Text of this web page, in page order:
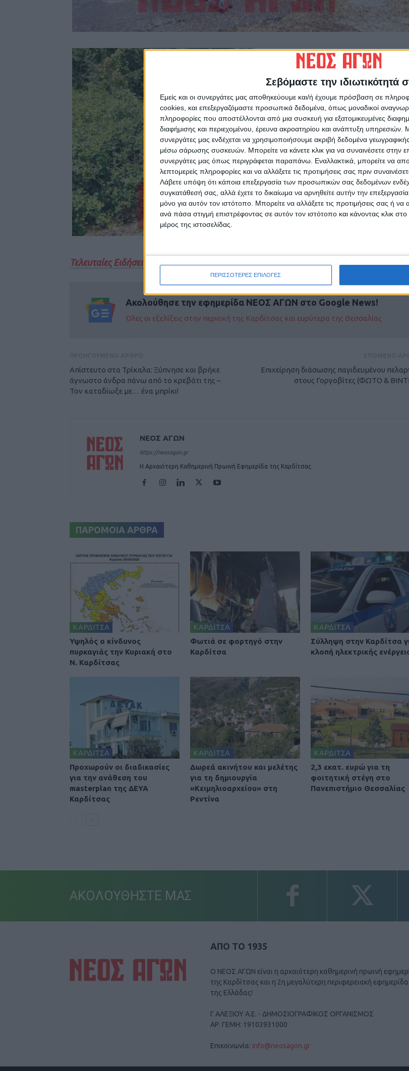
Σεβόμαστε την ιδιωτικότητά
Εμείς και οι συνεργάτες μας αποθηκεύουμε και/ή έχουμε πρόσβαση σε
cookies, και επεξεργαζόμαστε προσωπικά δεδομένα, όπως μοναδικοί
πληροφορίες που αποστέλλονται από μια συσκευή για εξατομικευμένες
διαφήμισης και περιεχομένου, έρευνα ακροατηρίου και ανάπτυξη υπηρεσιών.
συνεργάτες μας ενδέχεται να χρησιμοποιήσουμε ακριβή δεδομένα
μέσω σάρωσης συσκευών. Μπορείτε να κάνετε κλικ για να συναινέσετε στην
συνεργάτες μας όπως περιγράφεται παραπάνω. Εναλλακτικά, μπορείτε να
λεπτομερείς πληροφορίες και να αλλάξετε τις προτιμήσεις σας πριν
Λάβετε υπόψη ότι κάποια επεξεργασία των προσωπικών σας δεδομένων
συγκατάθεσή σας, αλλά έχετε το δικαίωμα να αρνηθείτε αυτήν την
μόνο για αυτόν τον ιστότοπο. Μπορείτε να αλλάξετε τις προτιμήσεις σας ή
ανά πάσα στιγμή επιστρέφοντας σε αυτόν τον ιστότοπο και κάνοντας κλικ
μέρος της ιστοσελίδας.
ΠΕΡΙΣΣΟΤΕΡΕΣ ΕΠΙΛΟΓΕΣ
Τελευταίες Ειδήσεις Σήμερα
Ακολούθησε την εφημερίδα ΝΕΟΣ ΑΓΩΝ στο Google News!
Όλες οι εξελίξεις στην περιοχή της Καρδίτσας και ευρύτερα της Θεσσαλίας
Απίστευτο στα Τρίκαλα: Ξύπνησε και βρήκε
άγνωστο άνδρα πάνω από το κρεβάτι της –
Τον καταδίωξε με… ένα μπρίκι!
Επιχείρηση διάσωσης παγιδευμένου
στους Γοργοβίτες (ΦΩΤΟ &
ΝΕΟΣ ΑΓΩΝ
https://neosagon.gr
Η Αρχαιότερη Καθημερινή Πρωινή Εφημερίδα της Καρδίτσας
ΠΑΡΟΜΟΙΑ ΑΡΘΡΑ
ΚΑΡΔΙΤΣΑ
Υψηλός ο κίνδυνος
πυρκαγιάς την Κυριακή στο
Ν. Καρδίτσας
ΚΑΡΔΙΤΣΑ
Φωτιά σε φορτηγό στην
Καρδίτσα
ΚΑΡΔΙΤΣΑ
Σύλληψη στην Καρδίτσα
κλοπή ηλεκτρικής
ΚΑΡΔΙΤΣΑ
Προχωρούν οι διαδικασίες
για την ανάθεση του
masterplan της ΔΕΥΑ
Καρδίτσας
ΚΑΡΔΙΤΣΑ
Δωρεά ακινήτου και μελέτης
για τη δημιουργία
«Κειμηλιοαρχείου» στη
Ρεντίνα
ΚΑΡΔΙΤΣΑ
2,3 εκατ. ευρώ για τη
φοιτητική στέγη στο
Πανεπιστήμιο Θεσσαλίας
ΑΚΟΛΟΥΘΗΣΤΕ ΜΑΣ
ΑΠΟ ΤΟ 1935
Ο ΝΕΟΣ ΑΓΩΝ είναι η αρχαιότερη καθημερινή πρωινή
της Καρδίτσας και η 2η μεγαλύτερη περιφερειακή εφημερίδα
της Ελλάδας!
Γ ΑΛΕΞΙΟΥ Α.Ε. - ΔΗΜΟΣΙΟΓΡΑΦΙΚΟΣ ΟΡΓΑΝΙΣΜΟΣ
ΑΡ. ΓΕΜΗ: 19103931000
Επικοινωνία: info@neosagon.gr